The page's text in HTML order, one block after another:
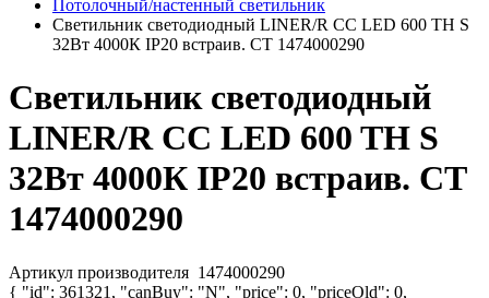
Потолочный/настенный светильник
Светильник светодиодный LINER/R CC LED 600 TH S
32Вт 4000К IP20 встраив. СТ 1474000290
Светильник светодиодный
LINER/R CC LED 600 TH S
32Вт 4000К IP20 встраив. СТ
1474000290
Артикул производителя 1474000290
{ "id": 361321, "canBuy": "N", "price": 0, "priceOld": 0,